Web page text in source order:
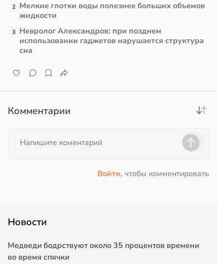
2 Мелкие глотки воды полезнее больших объемов
жидкости
3 Невролог Александров: при позднем
использовании гаджетов нарушается структура
сна
Комментарии
Войти, чтобы комментировать
Новости
Медведи бодрствуют около 35 процентов времени
во время спячки